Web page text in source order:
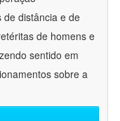
de distância e de
de homens e
sentido em
sobre a